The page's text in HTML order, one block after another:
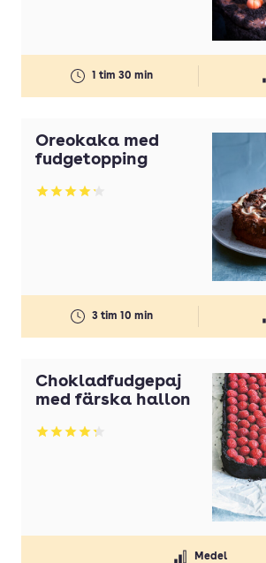
Honung
Koriander
Nötkött
Olivolja
Pasta
1 tim 30 min
Oreokaka med
fudgetopping
Betyg: 4.17 av 5
3 tim 10 min
Chokladfudgepaj
med färska hallon
Betyg: 4.29 av 5
Medel